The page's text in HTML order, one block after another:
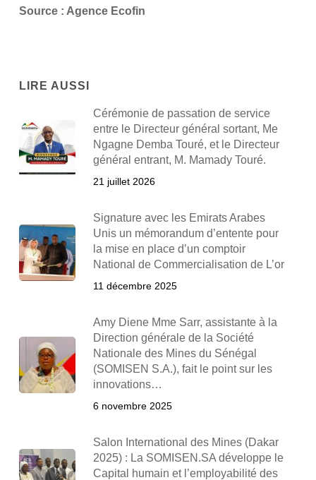
Source : Agence Ecofin
LIRE AUSSI
Cérémonie de passation de service
entre le Directeur général sortant, Me
Ngagne Demba Touré, et le Directeur
général entrant, M. Mamady Touré.
21 juillet 2026
Signature avec les Emirats Arabes
Unis un mémorandum d’entente pour
la mise en place d’un comptoir
National de Commercialisation de L’or
11 décembre 2025
Amy Diene Mme Sarr, assistante à la
Direction générale de la Société
Nationale des Mines du Sénégal
(SOMISEN S.A.), fait le point sur les
innovations…
6 novembre 2025
Salon International des Mines (Dakar
2025) : La SOMISEN.SA développe le
Capital humain et l’employabilité des